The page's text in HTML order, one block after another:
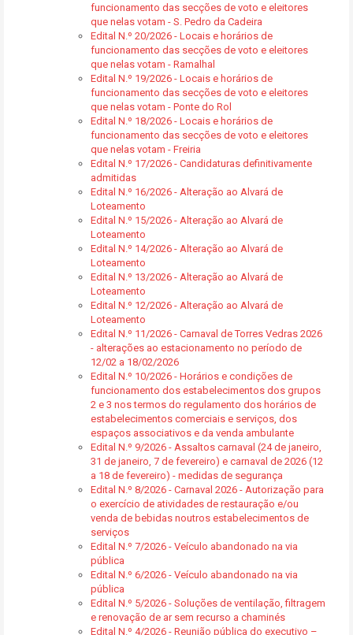
funcionamento das secções de voto e eleitores
que nelas votam - S. Pedro da Cadeira
Edital N.º 20/2026 - Locais e horários de
funcionamento das secções de voto e eleitores
que nelas votam - Ramalhal
Edital N.º 19/2026 - Locais e horários de
funcionamento das secções de voto e eleitores
que nelas votam - Ponte do Rol
Edital N.º 18/2026 - Locais e horários de
funcionamento das secções de voto e eleitores
que nelas votam - Freiria
Edital N.º 17/2026 - Candidaturas definitivamente
admitidas
Edital N.º 16/2026 - Alteração ao Alvará de
Loteamento
Edital N.º 15/2026 - Alteração ao Alvará de
Loteamento
Edital N.º 14/2026 - Alteração ao Alvará de
Loteamento
Edital N.º 13/2026 - Alteração ao Alvará de
Loteamento
Edital N.º 12/2026 - Alteração ao Alvará de
Loteamento
Edital N.º 11/2026 - Carnaval de Torres Vedras 2026
- alterações ao estacionamento no período de
12/02 a 18/02/2026
Edital N.º 10/2026 - Horários e condições de
funcionamento dos estabelecimentos dos grupos
2 e 3 nos termos do regulamento dos horários de
estabelecimentos comerciais e serviços, dos
espaços associativos e da venda ambulante
Edital N.º 9/2026 - Assaltos carnaval (24 de janeiro,
31 de janeiro, 7 de fevereiro) e carnaval de 2026 (12
a 18 de fevereiro) - medidas de segurança
Edital N.º 8/2026 - Carnaval 2026 - Autorização para
o exercício de atividades de restauração e/ou
venda de bebidas noutros estabelecimentos de
serviços
Edital N.º 7/2026 - Veículo abandonado na via
pública
Edital N.º 6/2026 - Veículo abandonado na via
pública
Edital N.º 5/2026 - Soluções de ventilação, filtragem
e renovação de ar sem recurso a chaminés
Edital N.º 4/2026 - Reunião pública do executivo –